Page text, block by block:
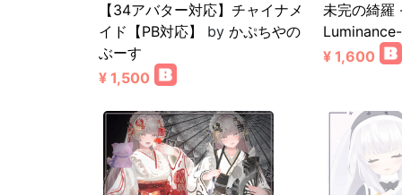
【34アバター対応】チャイナメ
イド【PB対応】
by かぷちやの
ぶーす
¥ 1,500
未完の綺
¥ 1,600